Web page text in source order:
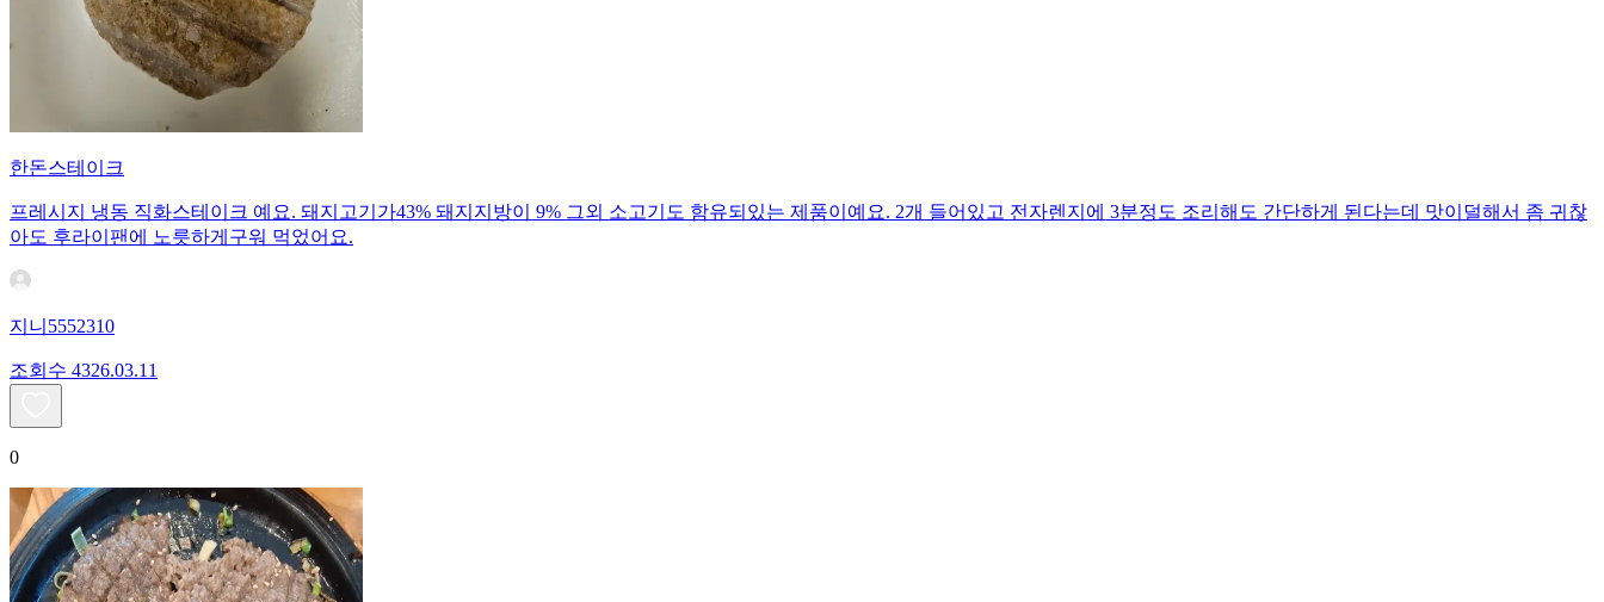
한돈스테이크
프레시지 냉동 직화스테이크 예요. 돼지고기가43% 돼지지방이 9% 그외 소고기도 함유되있는 제품이예요. 2개 들어있고 전자렌지에 3분정도 조리해도 간단하게 된다는데 맛이덜해서 좀 귀찮
아도 후라이팬에 노릇하게구워 먹었어요.
지니5552310
조회수 4326.03.11
0